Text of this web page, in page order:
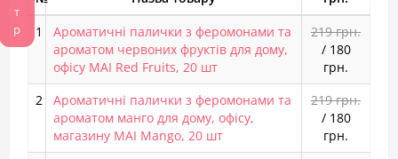
1
Ароматичні палички з феромонами та
ароматом червоних фруктів для дому,
офісу MAI Red Fruits, 20 шт
219 грн.
/ 180
грн.
2
Ароматичні палички з феромонами та
ароматом манго для дому, офісу,
магазину MAI Mango, 20 шт
219 грн.
/ 180
грн.